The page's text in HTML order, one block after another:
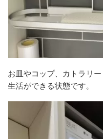
お皿やコップ、カトラリ
生活ができる状態です。